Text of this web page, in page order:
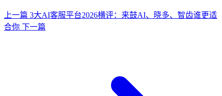
上一篇 3大AI客服平台2026横评：来鼓AI、晓多、智齿谁更适
合你 下一篇